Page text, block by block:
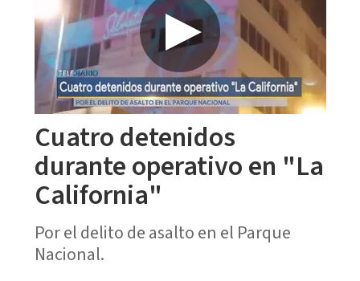
Cuatro detenidos
durante operativo en "La
California"
Por el delito de asalto en el Parque
Nacional.